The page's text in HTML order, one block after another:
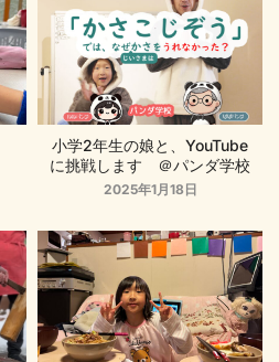
小学2年生の娘と、YouTube
に挑戦します ＠パンダ学校
2025年1月18日